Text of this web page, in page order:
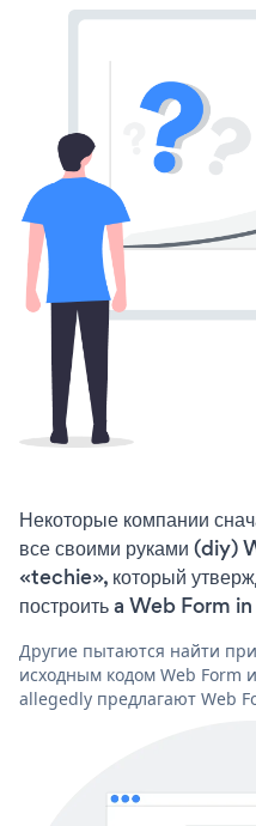
Некоторые компании
все своими руками (diy)
«techie», который
построить a Web Form
Другие пытаются найти
исходным кодом Web Form
allegedly предлагают Web